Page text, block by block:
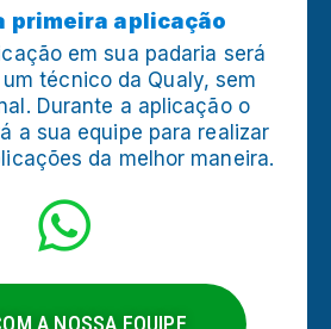
primeira aplicação
em sua padaria será
técnico da Qualy, sem
Durante a aplicação o
a sua equipe para realizar
da melhor maneira.
A NOSSA EQUIPE